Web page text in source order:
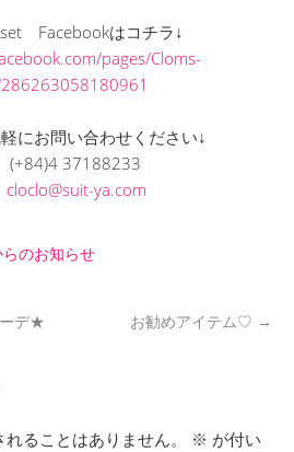
Facebookはコチラ↓
pages/Cloms-
にお問い合わせください↓
37188233
cloclo@suit-ya.com
のお知らせ
ーデ★ お勧めアイテム♡ →
ることはありません。 ※ が付い